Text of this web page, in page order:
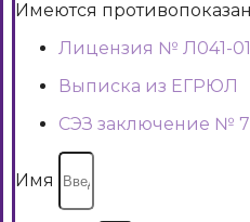
Имеются
Лицензия № Л041-
Выписка из ЕГРЮЛ
СЭЗ заключение №
Имя